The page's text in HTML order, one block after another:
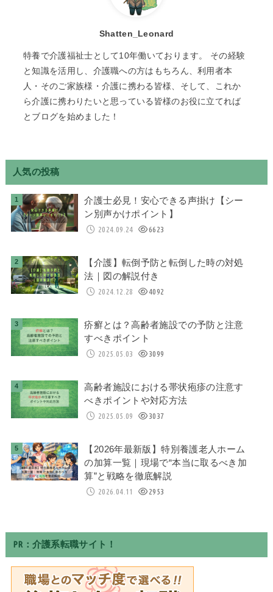
Shatten_Leonard
特養で介護福祉士として10年働いております。 その経験
と知識を活用し、介護職への方はもちろん、利用者本
人・そのご家族様・介護に携わる皆様、そして、これか
ら介護に携わりたいと思っている皆様のお役に立てれば
とブログを始めました！
人気の投稿
介護士必見！安心できる声掛け【シー
ン別声かけポイント】
2024.09.24 6623
【介護】転倒予防と転倒した時の対処
法｜図の解説付き
2024.12.28 4092
疥癬とは？高齢者施設での予防と注意
すべきポイント
2025.05.03 3099
高齢者施設における帯状疱疹の注意す
べきポイントや対応方法
2025.05.09 3037
【2026年最新版】特別養護老人ホーム
の加算一覧｜現場で“本当に取るべき加
算”と戦略を徹底解説
2026.04.11 2953
PR：介護系転職サイト！